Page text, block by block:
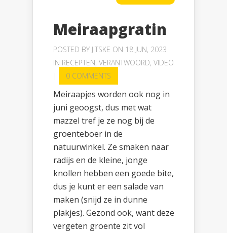
Meiraapgratin
POSTED BY JITSKE ON 18 JUN, 2023
IN RECEPTEN, VERANTWOORD, VIDEO
|
0 COMMENTS
Meiraapjes worden ook nog in
juni geoogst, dus met wat
mazzel tref je ze nog bij de
groenteboer in de
natuurwinkel. Ze smaken naar
radijs en de kleine, jonge
knollen hebben een goede bite,
dus je kunt er een salade van
maken (snijd ze in dunne
plakjes). Gezond ook, want deze
vergeten groente zit vol